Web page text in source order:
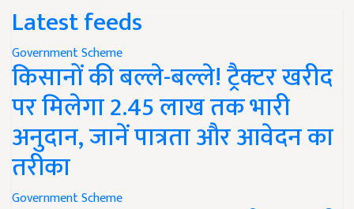
Latest feeds
Government Scheme
किसानों की बल्ले-बल्ले! ट्रैक्टर खरीद
पर मिलेगा 2.45 लाख तक भारी
अनुदान, जानें पात्रता और आवेदन का
तरीका
Government Scheme